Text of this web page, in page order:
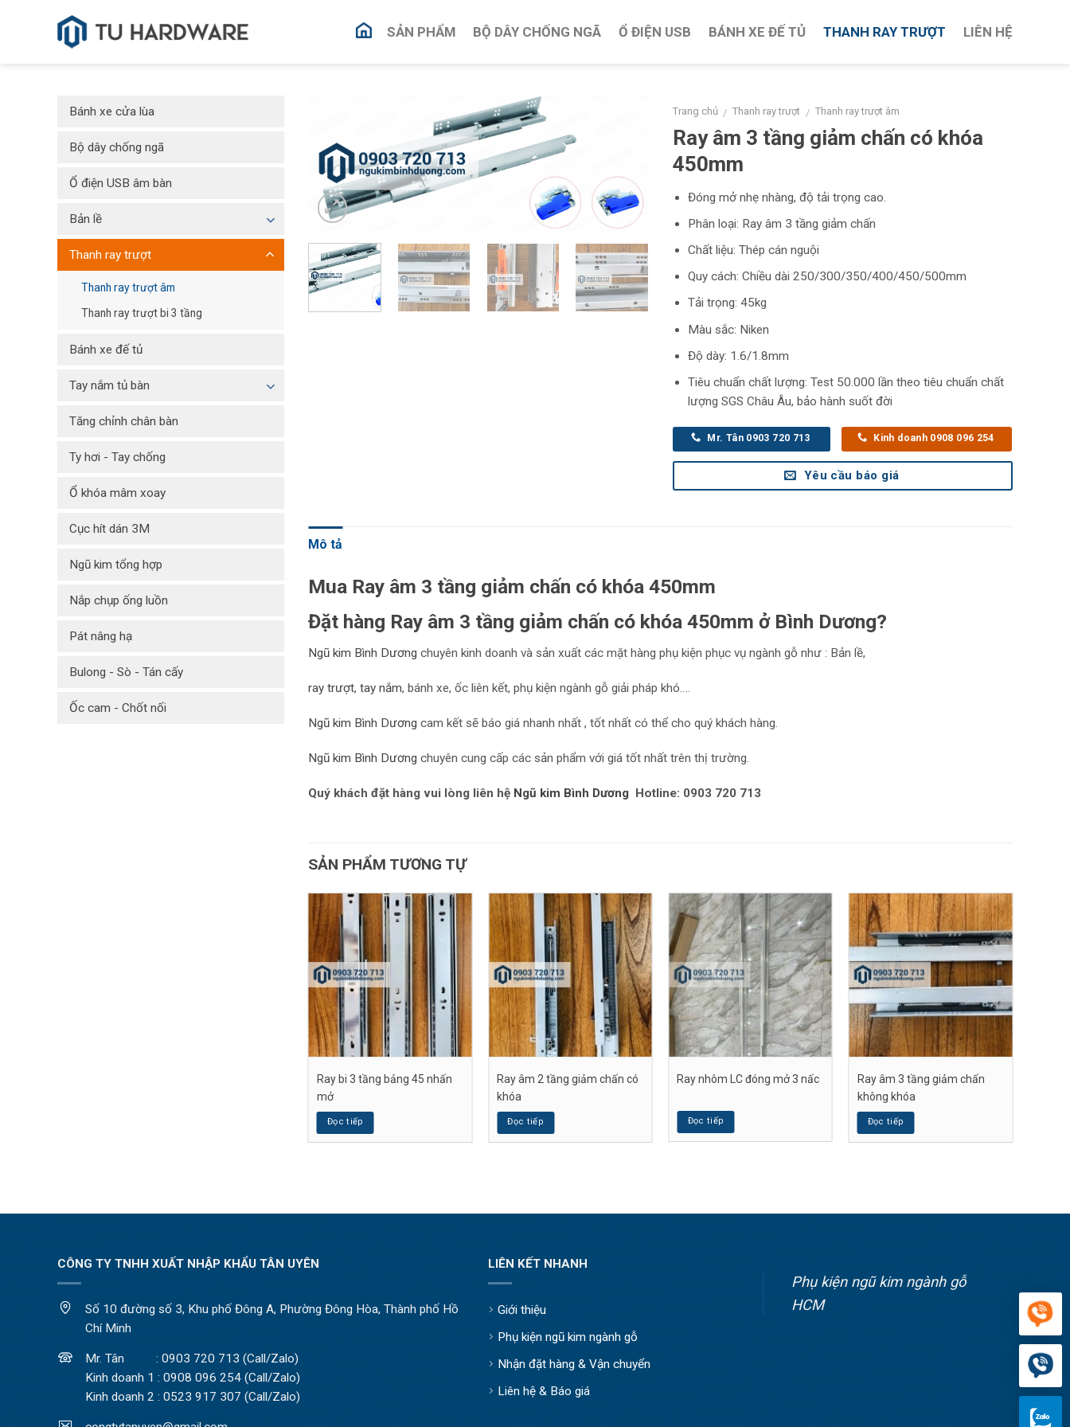
SẢN PHẨM BỘ DÂY CHỐNG NGÃ Ổ ĐIỆN USB BÁNH XE ĐẾ TỦ THANH RAY TRƯỢT LIÊN HỆ
Trang chủ / Thanh ray trượt / Thanh ray trượt âm
Ray âm 3 tầng giảm chấn có khóa
450mm
Đóng mở nhẹ nhàng, độ tải trọng cao.
Phân loại: Ray âm 3 tầng giảm chấn
Chất liệu: Thép cán nguội
Quy cách: Chiều dài 250/300/350/400/450/500mm
Tải trọng: 45kg
Màu sắc: Niken
Độ dày: 1.6/1.8mm
Tiêu chuẩn chất lượng: Test 50.000 lần theo tiêu chuẩn chất
lượng SGS Châu Âu, bảo hành suốt đời
Mr. Tân 0903 720 713 Kinh doanh 0908 096 254
Yêu cầu báo giá
Mô tả
Mua Ray âm 3 tầng giảm chấn có khóa 450mm
Đặt hàng Ray âm 3 tầng giảm chấn có khóa 450mm ở Bình Dương?
Ngũ kim Bình Dương chuyên kinh doanh và sản xuất các mặt hàng phụ kiện phục vụ ngành gỗ như : Bản lề,
ray trượt, tay nắm, bánh xe, ốc liên kết, phụ kiện ngành gỗ giải pháp khó….
Ngũ kim Bình Dương cam kết sẽ báo giá nhanh nhất , tốt nhất có thể cho quý khách hàng.
Ngũ kim Bình Dương chuyên cung cấp các sản phẩm với giá tốt nhất trên thị trường.
Quý khách đặt hàng vui lòng liên hệ Ngũ kim Bình Dương Hotline: 0903 720 713
SẢN PHẨM TƯƠNG TỰ
Ray bi 3 tầng bảng 45 nhấn
mở
Đọc tiếp
Ray âm 2 tầng giảm chấn có
khóa
Đọc tiếp
Ray nhôm LC đóng mở 3 nấc
Đọc tiếp
Ray âm 3 tầng giảm chấn
không khóa
Đọc tiếp
Bánh xe cửa lùa
Bộ dây chống ngã
Ổ điện USB âm bàn
Bản lề
Thanh ray trượt
Thanh ray trượt âm
Thanh ray trượt bi 3 tầng
Bánh xe đế tủ
Tay nắm tủ bàn
Tăng chỉnh chân bàn
Ty hơi - Tay chống
Ổ khóa mâm xoay
Cục hít dán 3M
Ngũ kim tổng hợp
Nắp chụp ống luồn
Pát nâng hạ
Bulong - Sò - Tán cấy
Ốc cam - Chốt nối
CÔNG TY TNHH XUẤT NHẬP KHẨU TÂN UYÊN
Số 10 đường số 3, Khu phố Đông A, Phường Đông Hòa, Thành phố Hồ
Chí Minh
Mr. Tân : 0903 720 713 (Call/Zalo)
Kinh doanh 1 : 0908 096 254 (Call/Zalo)
Kinh doanh 2 : 0523 917 307 (Call/Zalo)
LIÊN KẾT NHANH
Giới thiệu
Phụ kiện ngũ kim ngành gỗ
Nhận đặt hàng & Vận chuyển
Liên hệ & Báo giá
Phụ kiện ngũ kim ngành gỗ
HCM